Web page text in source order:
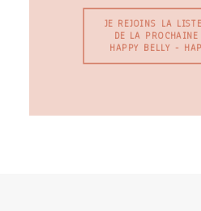
JE REJOINS LA
DE LA
HAPPY BELLY -